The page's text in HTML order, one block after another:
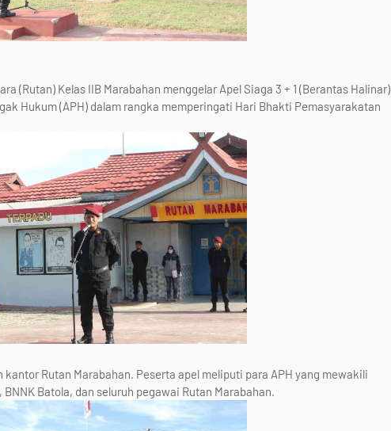
(Rutan) Kelas IIB Marabahan menggelar Apel Siaga 3 + 1 (Berantas Halinar)
Hukum (APH) dalam rangka memperingati Hari Bhakti Pemasyarakatan
Rutan Marabahan. Peserta apel meliputi para APH yang mewakili
Batola, dan seluruh pegawai Rutan Marabahan.